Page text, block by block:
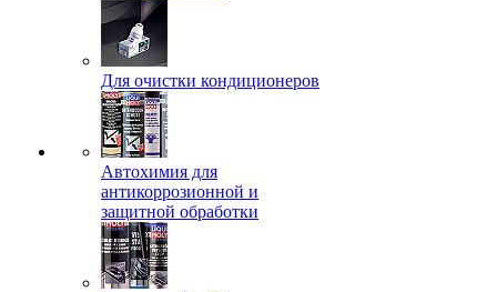
Для очистки кондиционеров
Автохимия для
антикоррозионной и
защитной обработки